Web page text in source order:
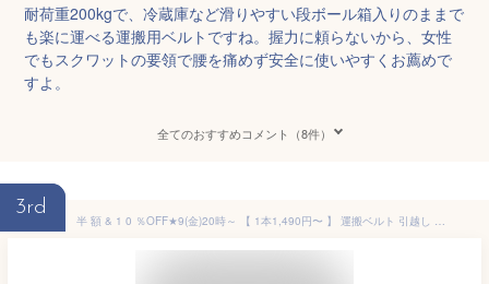
耐荷重200kgで、冷蔵庫など滑りやすい段ボール箱入りのままで
も楽に運べる運搬用ベルトですね。握力に頼らないから、女性
でもスクワットの要領で腰を痛めず安全に使いやすくお薦めで
すよ。
全てのおすすめコメント（8件）
3rd
半 額 & 1 0 ％OFF★9(金)20時～ 【 1本1,490円〜 】 運搬ベルト 引越し 引っ越し ベルト キャリーベルト 荷物 家具 大型 搬出 テレビ 冷蔵庫 洗濯機 重い 移動 運ぶ 荷物運搬 運搬ベルト 引っ越しベルト 新生活 パワーリフト バンド 送料無料